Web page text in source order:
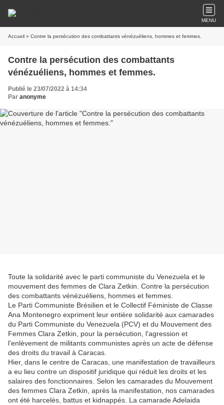
MENU
Accueil » Contre la persécution des combattants vénézuéliens, hommes et femmes.
Contre la persécution des combattants
vénézuéliens, hommes et femmes.
Publié le 23/07/2022 à 14:34
Par anonyme
Toute la solidarité avec le parti communiste du Venezuela et le
mouvement des femmes de Clara Zetkin. Contre la persécution
des combattants vénézuéliens, hommes et femmes.
Le Parti Communiste Brésilien et le Collectif Féministe de Classe
Ana Montenegro expriment leur entière solidarité aux camarades
du Parti Communiste du Venezuela (PCV) et du Mouvement des
Femmes Clara Zetkin, pour la persécution, l'agression et
l'enlèvement de militants communistes après un acte de défense
des droits du travail à Caracas.
Hier, dans le centre de Caracas, une manifestation de travailleurs
a eu lieu contre un dispositif juridique qui réduit les droits et les
salaires des fonctionnaires. Selon les camarades du Mouvement
des femmes Clara Zetkin, après la manifestation, nos camarades
ont été harcelés, battus et kidnappés. La camarade Adelaida